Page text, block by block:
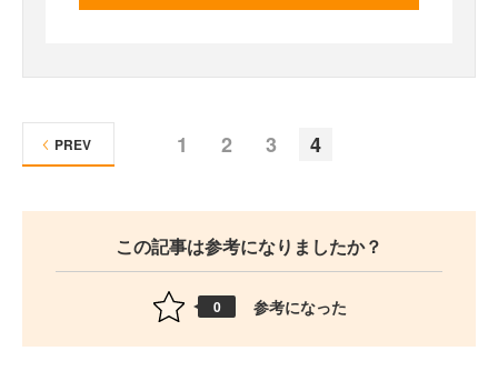
1 2 3 4
PREV
この記事は参考になりましたか？
0 参考になった